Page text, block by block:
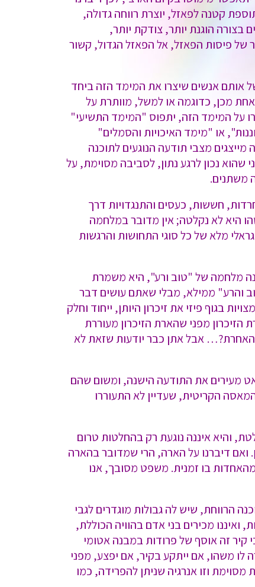
קטנה לפאזל, יוצרת רווחה גדולה,
הוגנת יותר, צודקת יותר,
של פיסות הפאזל, אל הפאזל הגדול, קשור
אותם אנשים שיצרו את המימד הזה ביחד
אחת מכן, כדוגמה או למשל, מוותרת על
על המימד הזה, יתפוס "המימד התשיעי"
או "מימד האיכויות והסמלים"
מצבי תודעה הנוגעים לתוכנה
שהוא נכון לרגע נתון, לסביבה מסוימת, על
משתנים.
חששות, כעסים והתנגדויות דרך
היא לא נקלטה; אין מדובר במלחמה
מלא של כל סוגי התחושות והרגשות
מלחמה של "טוב ורע", היא משמרת
והרע" ממילא, מבלי שאתם עושים דבר
בגוף פיזי את זיכרון היותן, ייחוד וחלק
מפני שהארת הזיכרון מעוררת
האחרת?… אבל אתן כבר יודעות שזאת לא
מעירים את התודעה הישנה, ומשום שהם
הקריטית, שעדיין לא התעוררו
והיא איננה נוגעת רק בהחלטות טרום
ואם דיברנו על הארה, הרי שמדובר בהארה
בו זמנית. משפט מסובך, אנו
הרווחת, שיש לה גבולות מוגדרים לגבי
מכירים בני אדם בהוויה הכוללת,
זה אוסף של פרודות במבנה אטומי
לו משהו, אם ייתקע בקיר, אם יפצע, מפני
וזו אנרגיה שניתן להפרידה, כמו